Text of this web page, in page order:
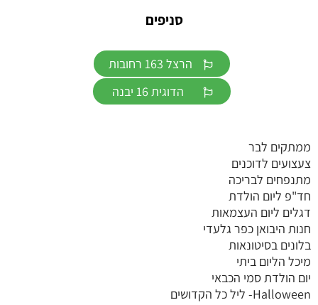
סניפים
הרצל 163 רחובות
הדוגית 16 יבנה
ממתקים לבר
צעצועים לדוכנים
מתנפחים לבריכה
חד"פ ליום הולדת
דגלים ליום העצמאות
חנות היבואן כפר גלעדי
בלונים בסיטונאות
מיכל הליום ביתי
יום הולדת סמי הכבאי
Halloween- ליל כל הקדושים